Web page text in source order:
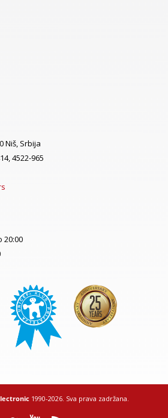
Niš, Srbija
4522-965
20:00
1990-2026. Sva prava zadržana.